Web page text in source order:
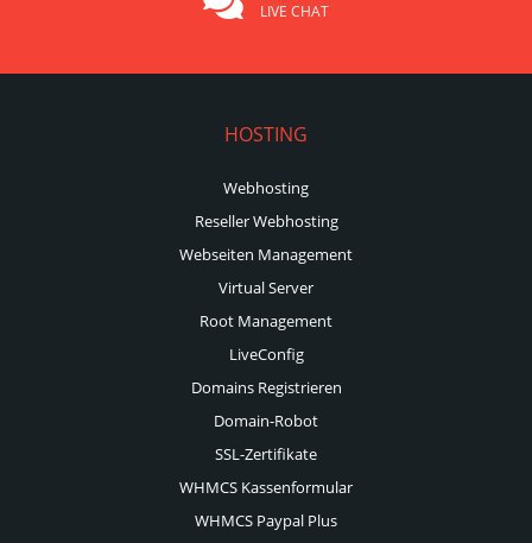
LIVE CHAT
HOSTING
Webhosting
Reseller Webhosting
Webseiten Management
Virtual Server
Root Management
LiveConfig
Domains Registrieren
Domain-Robot
SSL-Zertifikate
WHMCS Kassenformular
WHMCS Paypal Plus